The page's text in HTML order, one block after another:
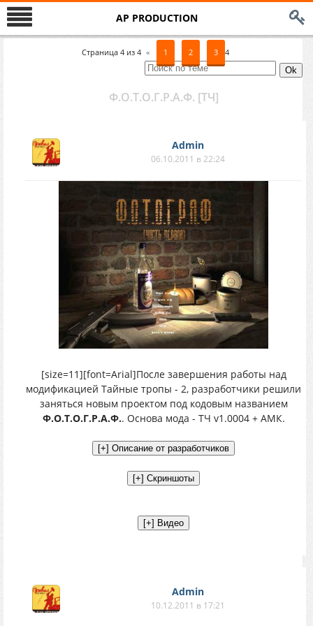
AP PRODUCTION
Страница 4 из 4 « 1 2 3 4
Ф.О.Т.О.Г.Р.А.Ф. [ТЧ]
Аdmin
06.10.2011 в 22:24
[size=11][font=Arial]После завершения работы над
модификацией Тайные тропы - 2, разработчики решили
заняться новым проектом под кодовым названием
Ф.О.Т.О.Г.Р.А.Ф.. Основа мода - ТЧ v1.0004 + АМК.
Аdmin
10.12.2011 в 17:21